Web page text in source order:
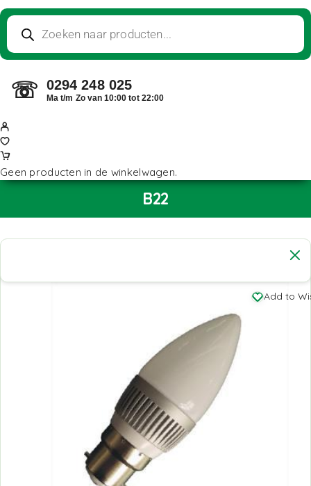
☏ 0294 248 025
Ma t/m Zo van 10:00 tot 22:00
Geen producten in de winkelwagen.
B22
Add to